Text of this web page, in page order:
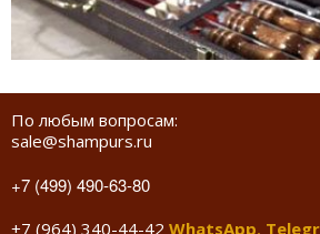
По любым вопросам:
sale@shampurs.ru
+7 (499) 490-63-80
+7 (964) 340-44-42 WhatsApp,